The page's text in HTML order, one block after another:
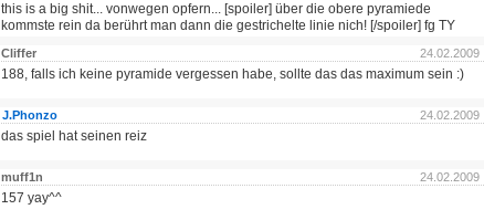
this is a big shit... vonwegen opfern... [spoiler] über die obere pyramiede
kommste rein da berührt man dann die gestrichelte linie nich! [/spoiler] fg TY
24.02.2009
Cliffer
188, falls ich keine pyramide vergessen habe, sollte das das maximum sein :)
24.02.2009
J.Phonzo
das spiel hat seinen reiz
24.02.2009
muff1n
157 yay^^